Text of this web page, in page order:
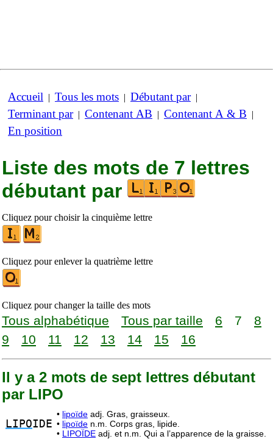
Accueil | Tous les mots | Débutant par|
Terminant par| Contenant AB | Contenant A & B |
En position
Liste des mots de 7 lettres
débutant par
Cliquez pour choisir la cinquième lettre
Cliquez pour enlever la quatrième lettre
Cliquez pour changer la taille des mots
Tous alphabétique Tous par taille 6 7
8
9
10 11 12 13 14 15 16
Il y a 2 mots de sept lettres débutant
par LIPO
LIPOIDE
• lipoïde adj. Gras, graisseux.
• lipoïde n.m. Corps gras, lipide.
• LIPOÏDE adj. et n.m. Qui a l’apparence de la graisse.